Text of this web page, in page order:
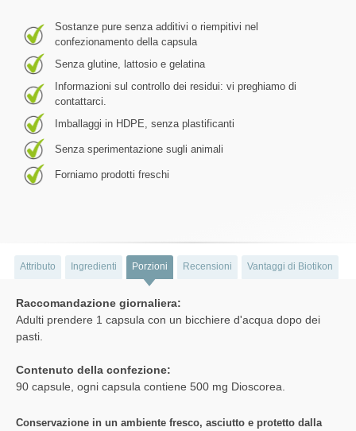
Sostanze pure senza additivi o riempitivi nel
confezionamento della capsula
Senza glutine, lattosio e gelatina
Informazioni sul controllo dei residui: vi preghiamo di
contattarci.
Imballaggi in HDPE, senza plastificanti
Senza sperimentazione sugli animali
Forniamo prodotti freschi
Attributo Ingredienti Porzioni Recensioni Vantaggi di Biotikon
Raccomandazione giornaliera:
Adulti prendere 1 capsula con un bicchiere d'acqua dopo dei
pasti.
Contenuto della confezione:
90 capsule, ogni capsula contiene 500 mg Dioscorea.
Conservazione in un ambiente fresco, asciutto e protetto dalla